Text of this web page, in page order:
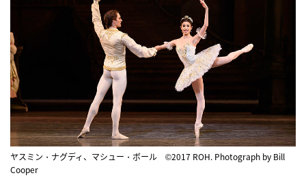
ヤスミン・ナグディ、マシュー・ボール ©2017 ROH. Photograph by Bill
Cooper